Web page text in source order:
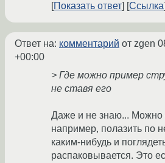
Показать ответ
Ссылка
Ответ на: комментарий от zgen
+00:00
> Где можно пример
не ставя его
Даже и не знаю... Можно
например, полазить по
каким-нибудь и
распаковывается. Это